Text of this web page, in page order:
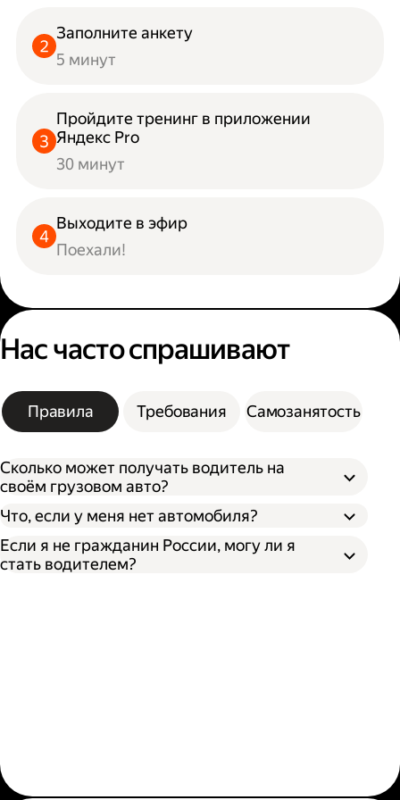
Заполните анкету
5 минут
Пройдите тренинг в приложении
Яндекс Pro
30 минут
Выходите в эфир
Поехали!
Нас часто спрашивают
Правила Требования Самозанятость
Сколько может получать водитель на
своём грузовом авто?
Что, если у меня нет автомобиля?
Если я не гражданин России, могу ли я
стать водителем?